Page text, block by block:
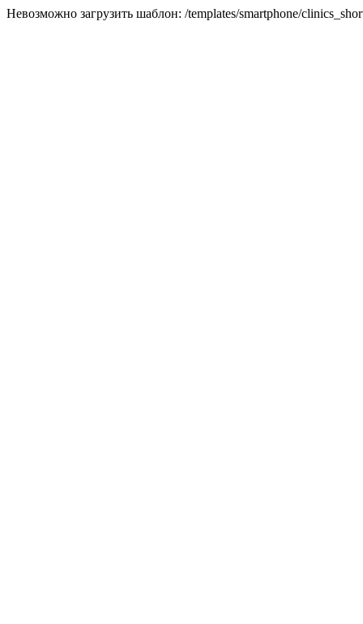
Невозможно загрузить шаблон: /templates/smartphone/